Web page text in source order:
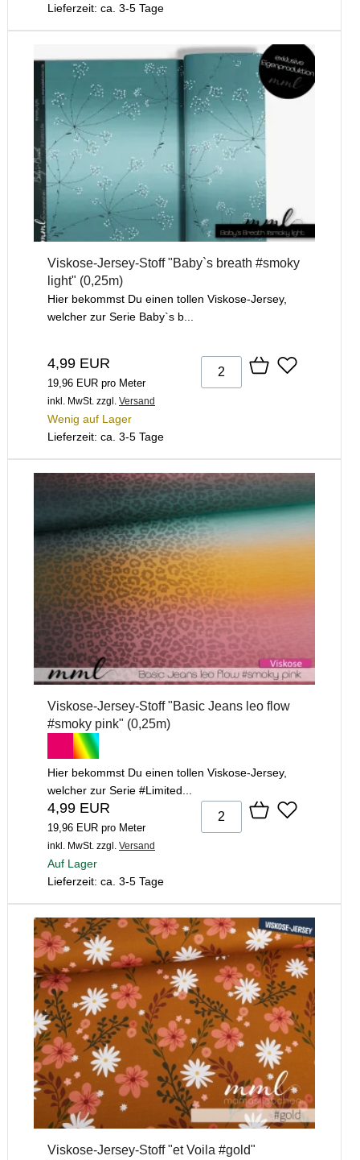
Lieferzeit: ca. 3-5 Tage
Viskose-Jersey-Stoff "Baby`s breath #smoky
light" (0,25m)
Hier bekommst Du einen tollen Viskose-Jersey,
welcher zur Serie Baby`s b...
4,99 EUR
19,96 EUR pro Meter
inkl. MwSt. zzgl. Versand
Wenig auf Lager
Lieferzeit: ca. 3-5 Tage
Viskose-Jersey-Stoff "Basic Jeans leo flow
#smoky pink" (0,25m)
Hier bekommst Du einen tollen Viskose-Jersey,
welcher zur Serie #Limited...
4,99 EUR
19,96 EUR pro Meter
inkl. MwSt. zzgl. Versand
Auf Lager
Lieferzeit: ca. 3-5 Tage
Viskose-Jersey-Stoff "et Voila #gold"